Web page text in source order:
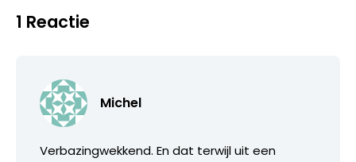
1 Reactie
Michel
Verbazingwekkend. En dat terwijl uit een